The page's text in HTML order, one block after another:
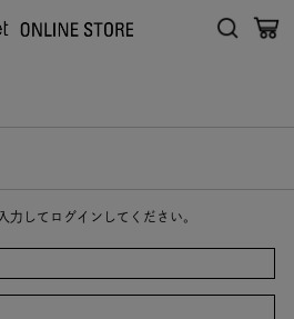
力してログインしてください。